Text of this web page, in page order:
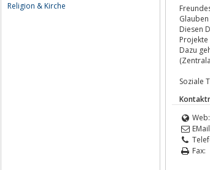
Religion & Kirche
Diesen
Dazu
Soziale
Web:
Fax: